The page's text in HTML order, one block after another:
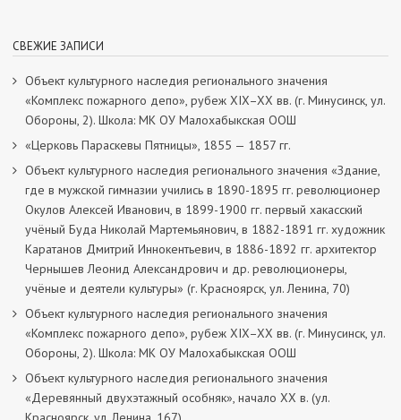
СВЕЖИЕ ЗАПИСИ
Объект культурного наследия регионального значения
«Комплекс пожарного депо», рубеж XIX–XX вв. (г. Минусинск, ул.
Обороны, 2). Школа: МК ОУ Малохабыкская ООШ
«Церковь Параскевы Пятницы», 1855 — 1857 гг.
Объект культурного наследия регионального значения «Здание,
где в мужской гимназии учились в 1890-1895 гг. революционер
Окулов Алексей Иванович, в 1899-1900 гг. первый хакасский
учёный Буда Николай Мартемьянович, в 1882-1891 гг. художник
Каратанов Дмитрий Иннокентьевич, в 1886-1892 гг. архитектор
Чернышев Леонид Александрович и др. революционеры,
учёные и деятели культуры» (г. Красноярск, ул. Ленина, 70)
Объект культурного наследия регионального значения
«Комплекс пожарного депо», рубеж XIX–XX вв. (г. Минусинск, ул.
Обороны, 2). Школа: МК ОУ Малохабыкская ООШ
Объект культурного наследия регионального значения
«Деревянный двухэтажный особняк», начало ХХ в. (ул.